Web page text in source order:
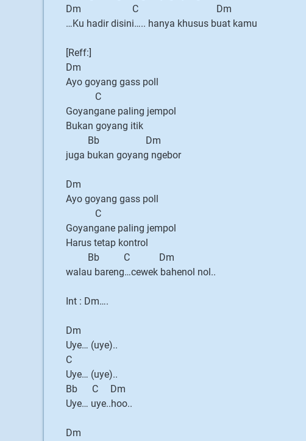
Dm C Dm
…Ku hadir disini….. hanya khusus buat kamu
[Reff:]
Dm
Ayo goyang gass poll
C
Goyangane paling jempol
Bukan goyang itik
Bb Dm
juga bukan goyang ngebor
Dm
Ayo goyang gass poll
C
Goyangane paling jempol
Harus tetap kontrol
Bb C Dm
walau bareng…cewek bahenol nol..
Int : Dm….
Dm
Uye… (uye)..
C
Uye… (uye)..
Bb C Dm
Uye… uye..hoo..
Dm